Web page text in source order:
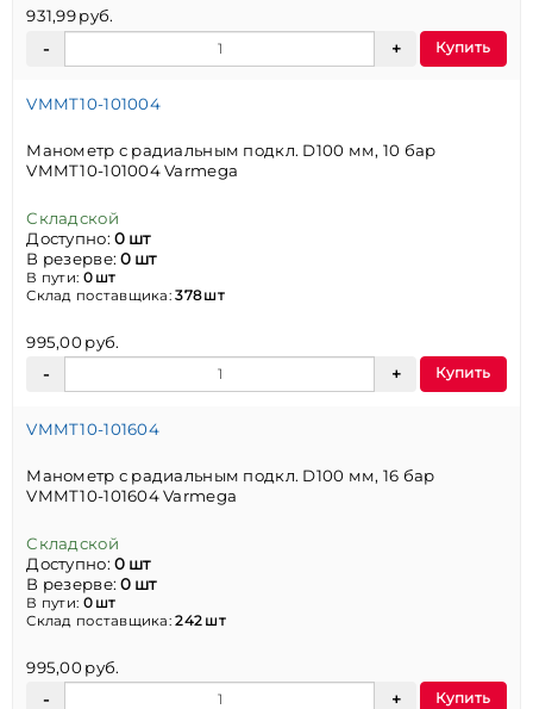
931,99 руб.
Купить
VMMT10-101004
Манометр с радиальным подкл. D100 мм, 10 бар
VMMT10-101004 Varmega
Складской
Доступно:0 шт
В резерве:0 шт
В пути: 0 шт
Склад поставщика:378 шт
995,00 руб.
Купить
VMMT10-101604
Манометр с радиальным подкл. D100 мм, 16 бар
VMMT10-101604 Varmega
Складской
Доступно:0 шт
В резерве:0 шт
В пути: 0 шт
Склад поставщика:242 шт
995,00 руб.
Купить